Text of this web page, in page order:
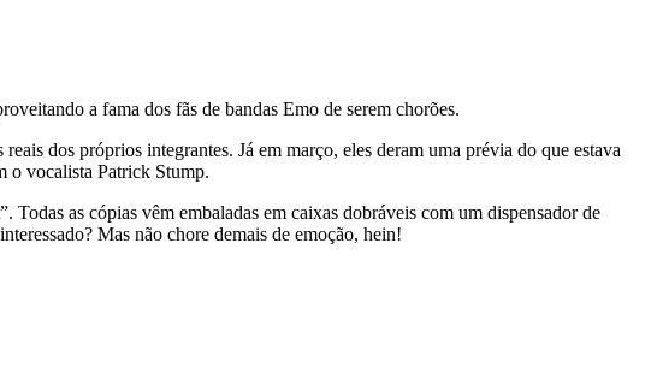
a fama dos fãs de bandas Emo de serem chorões.
dos próprios integrantes. Já em março, eles deram uma prévia do que estava
o vocalista Patrick Stump.
as cópias vêm embaladas em caixas dobráveis com um dispensador de
Mas não chore demais de emoção, hein!